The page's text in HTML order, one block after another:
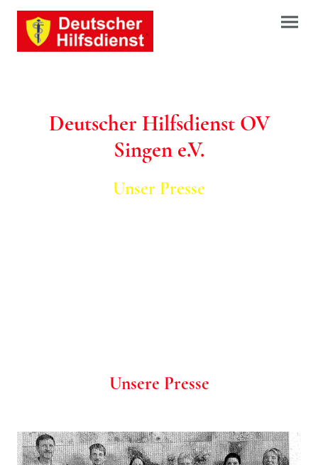
Deutscher Hilfsdienst OV
Singen e.V.
Unser Presse
Unsere Presse